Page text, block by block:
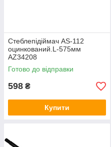
Стеблепідіймач AS-112
оцинкований.L-575мм
AZ34208
Готово до відправки
598 ₴
Купити